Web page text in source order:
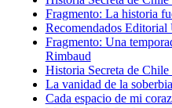
Fragmento: La historia
Recomendados Editorial
Fragmento: Una
Rimbaud
Historia Secreta de
La vanidad de la
Cada espacio de mi